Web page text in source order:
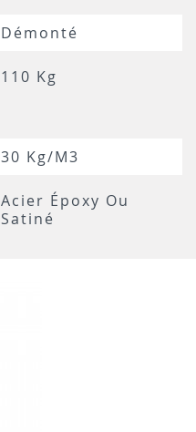
Démonté
110 Kg
30 Kg/m3
Acier Époxy Ou
Satiné